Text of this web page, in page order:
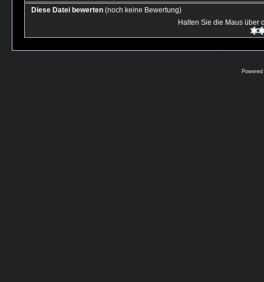
Diese Datei bewerten (noch keine Bewertung)
Halten Sie die Maus über